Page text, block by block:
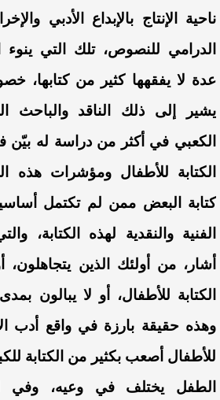
ناحية الإنتاج بالإبداع الأدبي
الدرامي للنصوص، تلك التي ينوء
عدة لا يفقهها كثير من كتابها،
يشير إلى ذلك الناقد والباحث
الكعبي في أكثر من دراسة له بيّن
الكتابة للأطفال ومؤشرات هذه
كتابة البعض ممن لم تكتمل
الفنية والنقدية لهذه الكتابة،
أشار، من أولئك الذين
الكتابة للأطفال، أو لا يبالون
وهذه حقيقة بارزة في واقع أدب
للأطفال أصعب بكثير من الكتابة
الطفل يختلف في وعيه، وفي